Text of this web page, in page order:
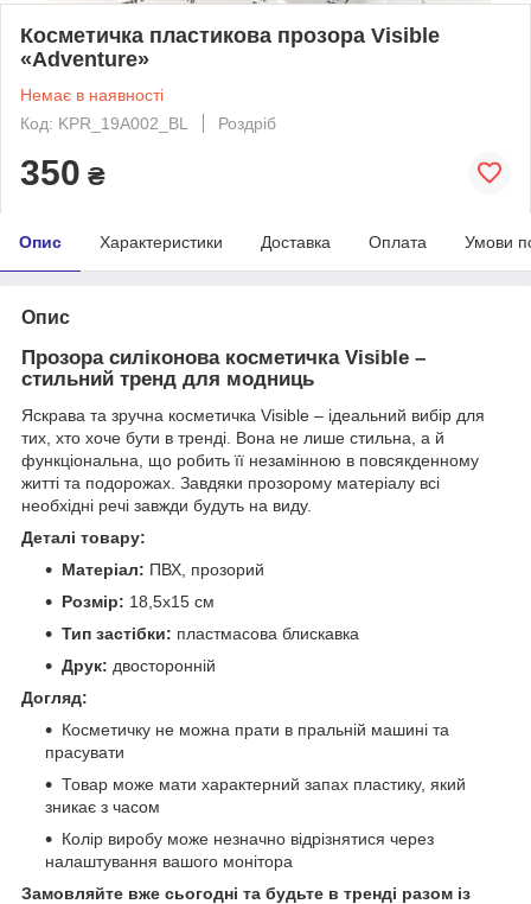
Косметичка пластикова прозора Visible
«Adventure»
Немає в наявності
Код: KPR_19A002_BL
Роздріб
350 ₴
Опис Характеристики Доставка Оплата Умови
Опис
Прозора силіконова косметичка Visible –
стильний тренд для модниць
Яскрава та зручна косметичка Visible – ідеальний вибір для
тих, хто хоче бути в тренді. Вона не лише стильна, а й
функціональна, що робить її незамінною в повсякденному
житті та подорожах. Завдяки прозорому матеріалу всі
необхідні речі завжди будуть на виду.
Деталі товару:
Матеріал: ПВХ, прозорий
Розмір: 18,5х15 см
Тип застібки: пластмасова блискавка
Друк: двосторонній
Догляд:
Косметичку не можна прати в пральній машині та
прасувати
Товар може мати характерний запах пластику, який
зникає з часом
Колір виробу може незначно відрізнятися через
налаштування вашого монітора
Замовляйте вже сьогодні та будьте в тренді разом із